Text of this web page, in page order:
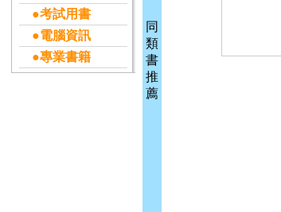
●考試用書
●電腦資訊
●專業書籍
同
類
書
推
薦